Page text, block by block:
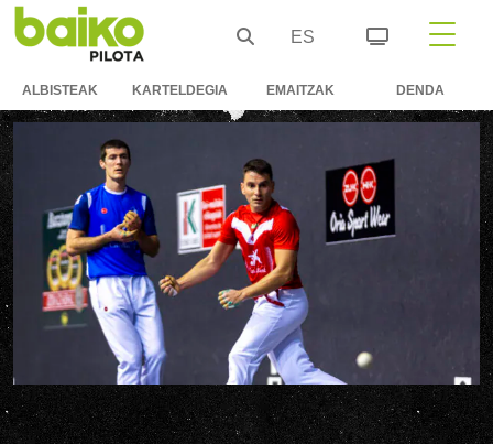
ES
ALBISTEAK KARTELDEGIA EMAITZAK DENDA